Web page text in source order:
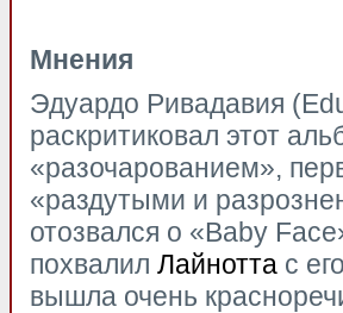
Мнения
Эдуардо Ривадавия
раскритиковал этот
«разочарованием»,
«раздутыми и
отозвался о «Baby
похвалил Лайнотта с
вышла очень